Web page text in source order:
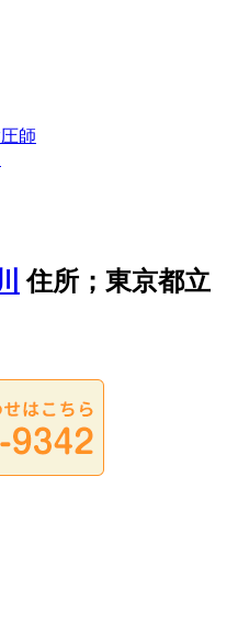
師
住所；東京都立